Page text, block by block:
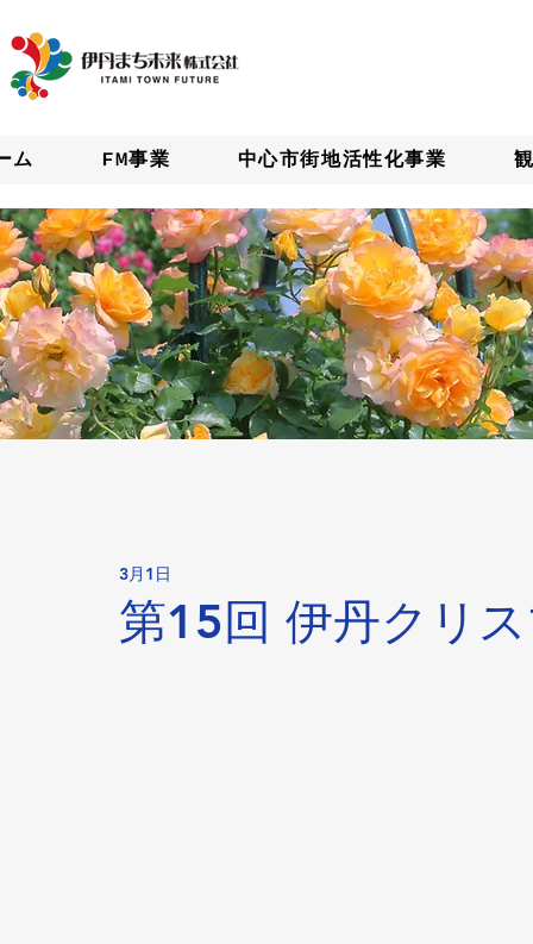
ム FM事業 中心市街地活性化事業
第15回 伊丹クリ
3月1日